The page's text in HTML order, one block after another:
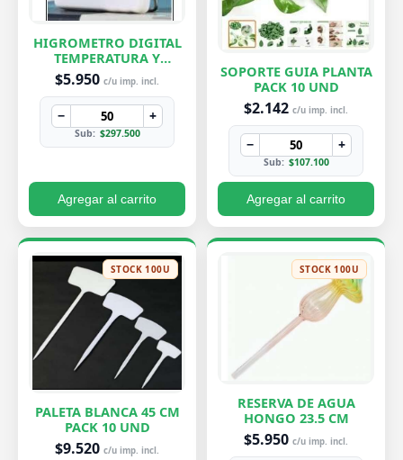
HIGROMETRO DIGITAL
TEMPERATURA Y
HUMEDAD
$5.950 c/u imp. incl.
− +
Sub: $297.500
Agregar al carrito
SOPORTE GUIA PLANTA
PACK 10 UND
$2.142 c/u imp. incl.
− +
Sub: $107.100
Agregar al carrito
STOCK 100U
PALETA BLANCA 45 CM
PACK 10 UND
$9.520 c/u imp. incl.
STOCK 100U
RESERVA DE AGUA
HONGO 23.5 CM
$5.950 c/u imp. incl.